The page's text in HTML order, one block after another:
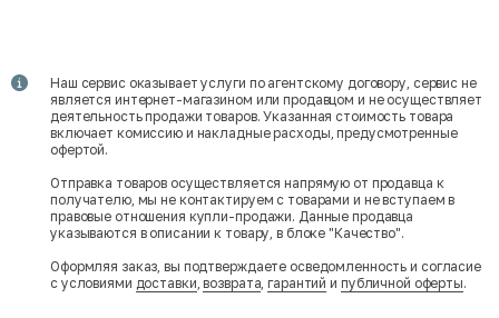
Наш сервис оказывает услуги по агентскому договору, сервис не
является интернет-магазином или продавцом и не осуществляет
деятельность продажи товаров. Указанная стоимость товара
включает комиссию и накладные расходы, предусмотренные
офертой.
Отправка товаров осуществляется напрямую от продавца к
получателю, мы не контактируем с товарами и не вступаем в
правовые отношения купли-продажи. Данные продавца
указываются в описании к товару, в блоке "Качество".
Оформляя заказ, вы подтверждаете осведомленность и согласие
с условиями доставки,возврата,гарантий и публичной оферты.